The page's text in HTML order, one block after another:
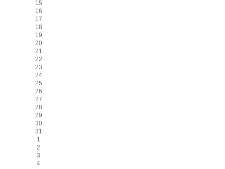
15
16
17
18
19
20
21
22
23
24
25
26
27
28
29
30
31
1
2
3
4